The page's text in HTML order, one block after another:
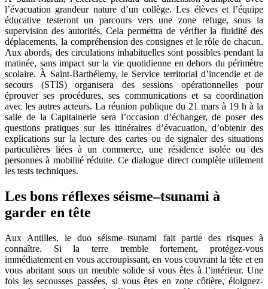
l’évacuation grandeur nature d’un collège. Les élèves et l’équipe
éducative testeront un parcours vers une zone refuge, sous la
supervision des autorités. Cela permettra de vérifier la fluidité des
déplacements, la compréhension des consignes et le rôle de chacun.
Aux abords, des circulations inhabituelles sont possibles pendant la
matinée, sans impact sur la vie quotidienne en dehors du périmètre
scolaire. À Saint-Barthélemy, le Service territorial d’incendie et de
secours (STIS) organisera des sessions opérationnelles pour
éprouver ses procédures, ses communications et sa coordination
avec les autres acteurs. La réunion publique du 21 mars à 19 h à la
salle de la Capitainerie sera l’occasion d’échanger, de poser des
questions pratiques sur les itinéraires d’évacuation, d’obtenir des
explications sur la lecture des cartes ou de signaler des situations
particulières liées à un commerce, une résidence isolée ou des
personnes à mobilité réduite. Ce dialogue direct complète utilement
les tests techniques.
Les bons réflexes séisme–tsunami à
garder en tête
Aux Antilles, le duo séisme–tsunami fait partie des risques à
connaître. Si la terre tremble fortement, protégez-vous
immédiatement en vous accroupissant, en vous couvrant la tête et en
vous abritant sous un meuble solide si vous êtes à l’intérieur. Une
fois les secousses passées, si vous êtes en zone côtière, éloignez-